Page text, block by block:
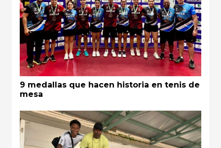
9 medallas que hacen historia en tenis de
mesa